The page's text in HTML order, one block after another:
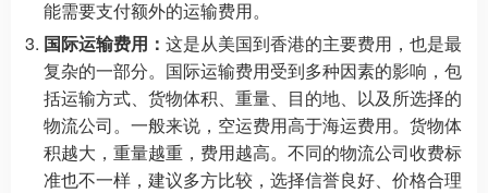
能需要支付额外的运输费用。
国际运输费用： 这是从美国到香港的主要费用，也是最
复杂的一部分。国际运输费用受到多种因素的影响，包
括运输方式、货物体积、重量、目的地、以及所选择的
物流公司。一般来说，空运费用高于海运费用。货物体
积越大，重量越重，费用越高。不同的物流公司收费标
准也不一样，建议多方比较，选择信誉良好、价格合理